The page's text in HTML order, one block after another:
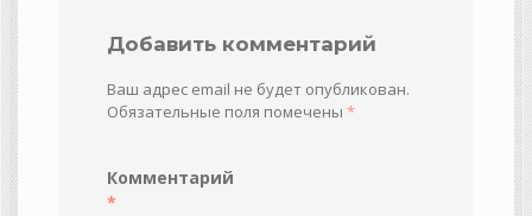
Добавить комментарий
Ваш адрес email не будет опубликован.
Обязательные поля помечены *
Комментарий
*